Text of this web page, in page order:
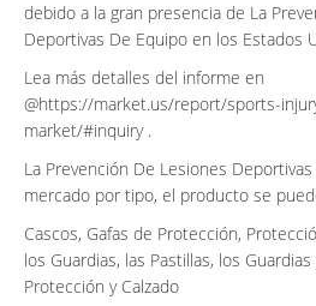
debido a la gran presencia de La
Deportivas De Equipo en los Estados
Lea más detalles del informe en
@https://market.us/report/sports-
market/#inquiry .
La Prevención De Lesiones
mercado por tipo, el producto se
Cascos, Gafas de Protección,
los Guardias, las Pastillas, los
Protección y Calzado